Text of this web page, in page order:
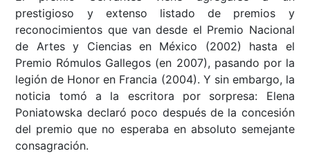
prestigioso y extenso listado de premios y
reconocimientos que van desde el Premio Nacional
de Artes y Ciencias en México (2002) hasta el
Premio Rómulos Gallegos (en 2007), pasando por la
legión de Honor en Francia (2004). Y sin embargo, la
noticia tomó a la escritora por sorpresa: Elena
Poniatowska declaró poco después de la concesión
del premio que no esperaba en absoluto semejante
consagración.